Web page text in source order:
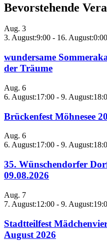
Bevorstehende
Aug. 3
3. August:9:00 - 16. August:0:00
wundersame
der Träume
Aug. 6
6. August:17:00 - 9.
Brückenfest Möhnesee
Aug. 6
6. August:17:00 - 9.
35. Wünschendorfer
09.08.2026
Aug. 7
7. August:12:00 - 9.
Stadtteilfest
August 2026